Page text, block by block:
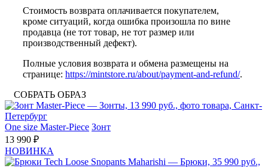
Стоимость возврата оплачивается покупателем,
кроме ситуаций, когда ошибка произошла по вине
продавца (не тот товар, не тот размер или
производственный дефект).
Полные условия возврата и обмена размещены на
странице: https://mintstore.ru/about/payment-and-refund/.
СОБРАТЬ ОБРАЗ
One size Master-Piece Зонт
13 990 ₽
НОВИНКА